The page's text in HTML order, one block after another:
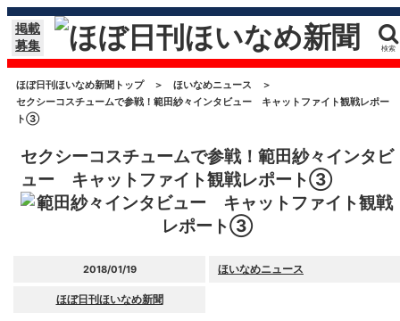
掲載
募集
検索
ほぼ日刊ほいなめ新聞トップ ＞ ほいなめニュース
＞
セクシーコスチュームで参戦！範田紗々インタビュー キャットファイト観戦レポー
ト③
セクシーコスチュームで参戦！範田紗々インタビ
ュー キャットファイト観戦レポート③
2018/01/19 ほいなめニュース
ほぼ日刊ほいなめ新聞